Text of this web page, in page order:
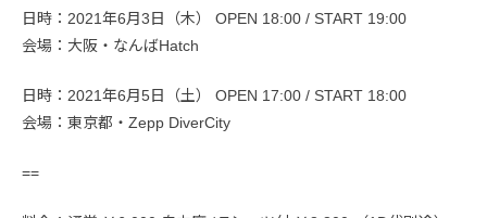
日時：2021年6月3日（木） OPEN 18:00 / START 19:00
会場：大阪・なんばHatch
日時：2021年6月5日（土） OPEN 17:00 / START 18:00
会場：東京都・Zepp DiverCity
==